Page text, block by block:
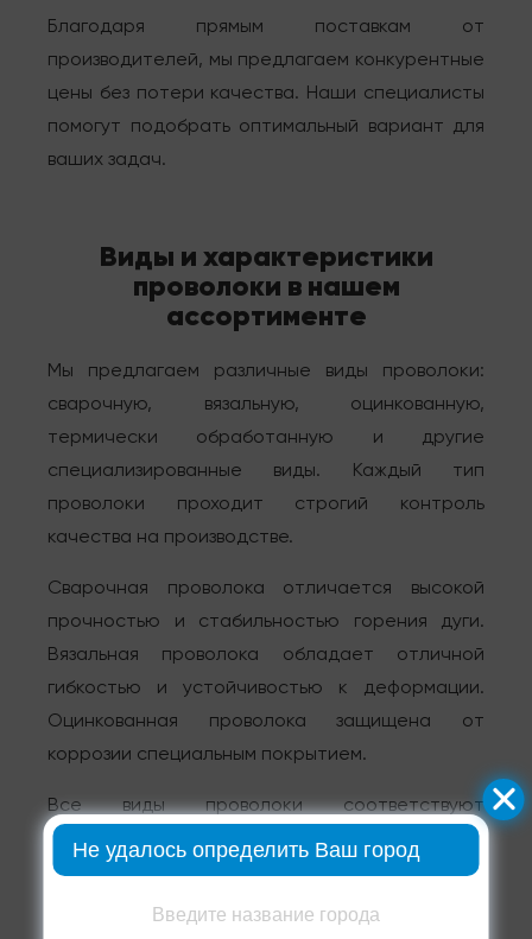
Благодаря прямым поставкам от
производителей, мы предлагаем конкурентные
цены без потери качества. Наши специалисты
помогут подобрать оптимальный вариант для
ваших задач.
Виды и характеристики
проволоки в нашем
ассортименте
Мы предлагаем различные виды проволоки:
сварочную, вязальную, оцинкованную,
термически обработанную и другие
специализированные виды. Каждый тип
проволоки проходит строгий контроль
качества на производстве.
Сварочная проволока отличается высокой
прочностью и стабильностью горения дуги.
Вязальная проволока обладает отличной
гибкостью и устойчивостью к деформации.
Оцинкованная проволока защищена от
коррозии специальным покрытием.
Все виды проволоки соответствуют
действующим стандартам качества и имеют
необходимые сертификаты. Мы предоставляем
полную техническую документацию на каждый
Не удалось определить Ваш город
Введите название города